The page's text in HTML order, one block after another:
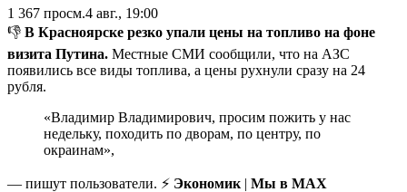
1 367 просм.4 авг., 19:00
👎 В Красноярске резко упали цены на топливо на фоне
визита Путина. Местные СМИ сообщили, что на АЗС
появились все виды топлива, а цены рухнули сразу на 24
рубля.
«Владимир Владимирович, просим пожить у нас
недельку, походить по дворам, по центру, по
окраинам»,
— пишут пользователи. ⚡ Экономик | Мы в MAX